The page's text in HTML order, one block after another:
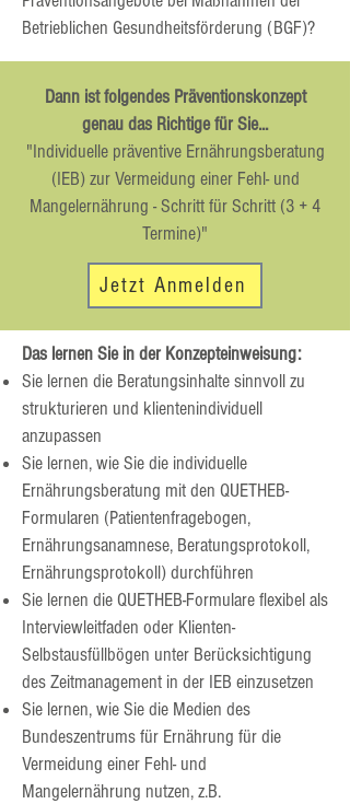
Betrieblichen Gesundheitsförderung (BGF)?
​Dann ist folgendes Präventionskonzept
genau das Richtige für Sie...
"Individuelle präventive Ernährungsberatung
(IEB) zur Vermeidung einer Fehl- und
Mangelernährung - Schritt für Schritt (3 + 4
Termine)"
Jetzt Anmelden
Das lernen Sie in der Konzepteinweisung:
Sie lernen die Beratungsinhalte sinnvoll zu
strukturieren und klientenindividuell
anzupassen
Sie lernen, wie Sie die individuelle
Ernährungsberatung mit den QUETHEB-
Formularen (Patientenfragebogen,
Ernährungsanamnese, Beratungsprotokoll,
Ernährungsprotokoll) durchführen
Sie lernen die QUETHEB-Formulare flexibel als
Interviewleitfaden oder Klienten-
Selbstausfüllbögen unter Berücksichtigung
des Zeitmanagement in der IEB einzusetzen
Sie lernen, wie Sie die Medien des
Bundeszentrums für Ernährung für die
Vermeidung einer Fehl- und
Mangelernährung nutzen, z.B.